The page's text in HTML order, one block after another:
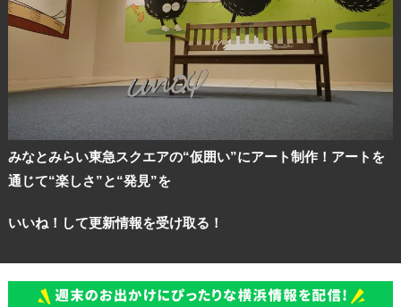
みなとみらい東急スクエアの“仮囲い”にアート制作！アートを
通じて“楽しさ”と“発見”を
いいね！して更新情報を受け取る！